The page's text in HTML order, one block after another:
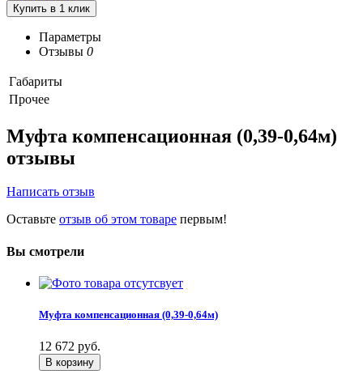
Параметры
Отзывы 0
Габариты
Прочее
Муфта компенсационная (0,39-0,64м)
отзывы
Написать отзыв
Оставьте отзыв об этом товаре первым!
Вы смотрели
Муфта компенсационная (0,39-0,64м)
12 672 руб.
В корзину